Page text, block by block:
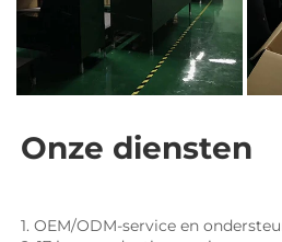
Onze diensten
1. OEM/ODM-service en